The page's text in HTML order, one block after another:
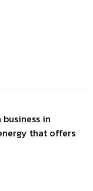
business in
that offers